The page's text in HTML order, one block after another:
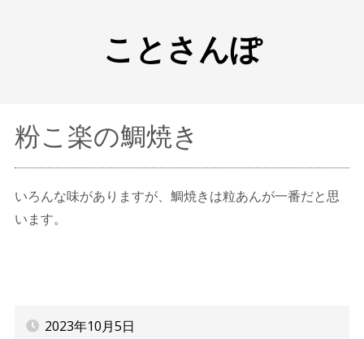
ことさんぽ
粉こ楽の鯛焼き
いろんな味がありますが、鯛焼きは粒あんが一番だと思
います。
2023年10月5日